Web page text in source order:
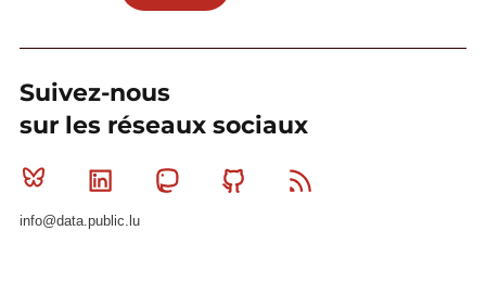
Suivez-nous
sur les réseaux sociaux
Bluesky Linkedin MastodonGithub
info@data.public.lu